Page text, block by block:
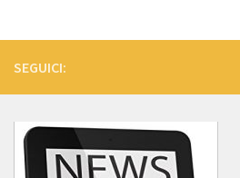
SEGUICI: